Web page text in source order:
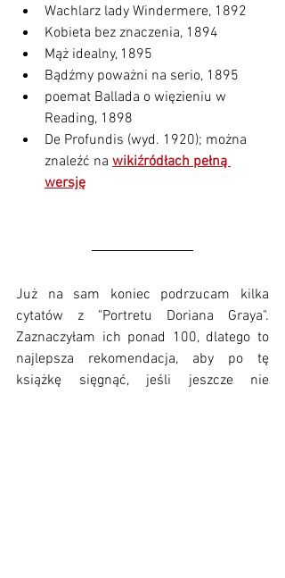
Wachlarz lady Windermere, 1892
Kobieta bez znaczenia, 1894
Mąż idealny, 1895
Bądźmy poważni na serio, 1895
poemat Ballada o więzieniu w
Reading, 1898
De Profundis (wyd. 1920); można
znaleźć na wikiźródłach pełną
wersję
Już na sam koniec podrzucam kilka
cytatów z "Portretu Doriana Graya".
Zaznaczyłam ich ponad 100, dlatego to
najlepsza rekomendacja, aby po tę
książkę sięgnąć, jeśli jeszcze nie